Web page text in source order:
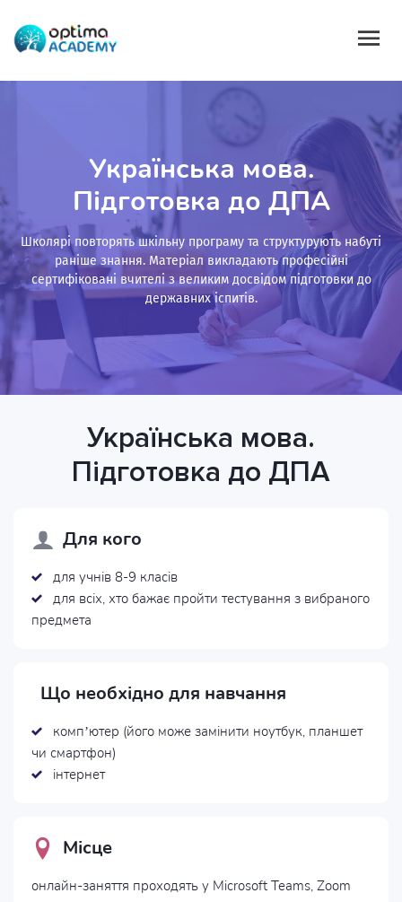
Українська мова.
Підготовка до ДПА
Школярі повторять шкільну програму та структурують набуті
раніше знання. Матеріал викладають професійні
сертифіковані вчителі з великим досвідом підготовки до
державних іспитів.
Українська мова.
Підготовка до ДПА
Для кого
для учнів 8-9 класів
для всіх, хто бажає пройти тестування з вибраного
предмета
Що необхідно для навчання
комп’ютер (його може замінити ноутбук, планшет
чи смартфон)
інтернет
Місце
онлайн-заняття проходять у Microsoft Teams, Zoom